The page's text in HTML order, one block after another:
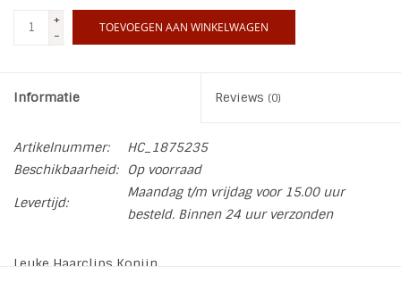
Blog
+
-
TOEVOEGEN AAN WINKELWAGEN
Informatie Reviews (0)
Artikelnummer:
HC_1875235
Beschikbaarheid:
Op voorraad
Levertijd:
Maandag t/m vrijdag voor 15.00 uur
besteld. Binnen 24 uur verzonden
Leuke Haarclips Konijn